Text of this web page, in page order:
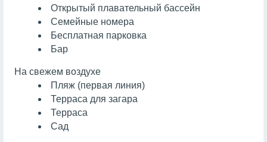
Открытый плавательный бассейн
Семейные номера
Бесплатная парковка
Бар
На свежем воздухе
Пляж (первая линия)
Терраса для загара
Терраса
Сад